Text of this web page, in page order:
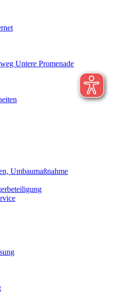
Untere Promenade
Umbaumaßnahme